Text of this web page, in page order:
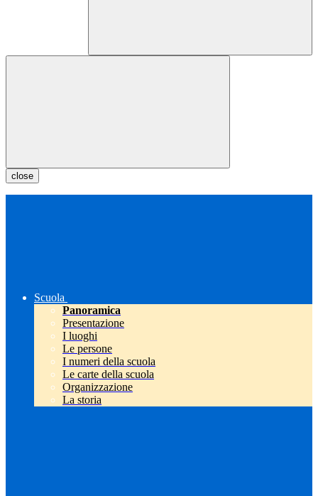
close
Scuola
Panoramica
Presentazione
I luoghi
Le persone
I numeri della scuola
Le carte della scuola
Organizzazione
La storia